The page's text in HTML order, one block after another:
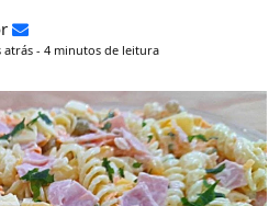
atrás - 4 minutos de leitura